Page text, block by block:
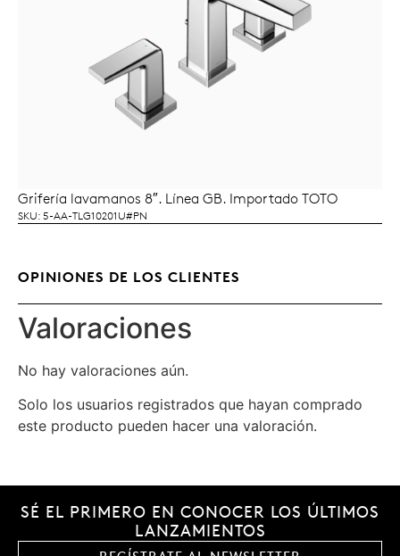
LEER MÁS
Grifería lavamanos 8″. Línea GB. Importado TOTO
SKU: 5-AA-TLG10201U#PN
OPINIONES DE LOS CLIENTES
Valoraciones
No hay valoraciones aún.
Solo los usuarios registrados que hayan comprado
este producto pueden hacer una valoración.
SÉ EL PRIMERO EN CONOCER LOS ÚLTIMOS
LANZAMIENTOS